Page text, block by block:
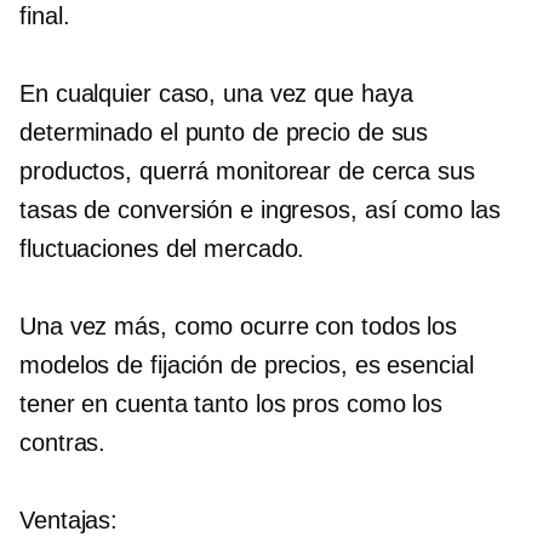
final.
En cualquier caso, una vez que haya
determinado el punto de precio de sus
productos, querrá monitorear de cerca sus
tasas de conversión e ingresos, así como las
fluctuaciones del mercado.
Una vez más, como ocurre con todos los
modelos de fijación de precios, es esencial
tener en cuenta tanto los pros como los
contras.
Ventajas: